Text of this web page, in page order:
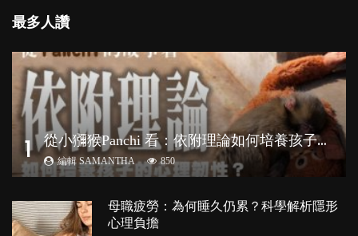
最多人讚
1 從
小獼猴Panchi 看：依附理論如何培養孩子心理韌性？
編輯 SAMANTHA 850
母職疲勞：為何睡久仍累？科學解析隱形
心理負擔